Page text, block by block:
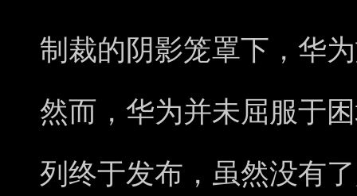
制裁的阴影笼罩下，华
然而，华为并未屈服于
列终于发布，虽然没有